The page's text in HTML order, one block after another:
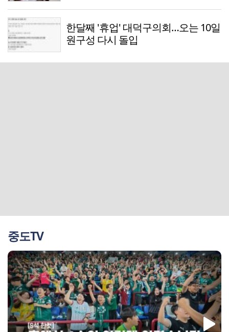
한달째 '휴업' 대덕구의회…오는 10일
원구성 다시 돌입
중도TV